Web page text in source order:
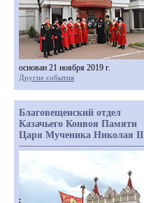
основан 21 ноября 2019 г.
Другие события
Благовещенский отдел
Казачьего Конвоя Памяти
Царя Мученика Николая II